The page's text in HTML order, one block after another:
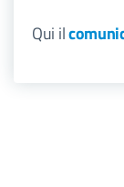
Qui il